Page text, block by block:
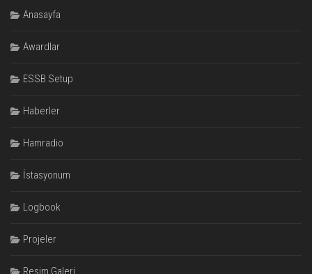
Anasayfa
Awardlar
ESSB Setup
Haberler
Hamradio
İstasyonum
Logbook
Projeler
Resim Galeri